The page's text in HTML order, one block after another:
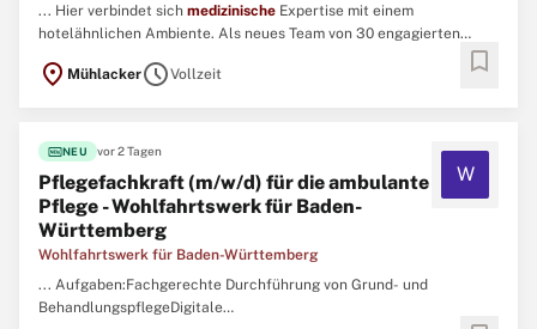
... Hier verbindet sich medizinische Expertise mit einem
hotelähnlichen Ambiente. Als neues Team von 30 engagierten
Versorgung und Betreuung. ...
location_on MühlackerscheduleVollzeit bookmark
fiber_newNEU vor 2 Tagen
Pflegefachkraft (m/w/d) für die ambulante
Pflege - Wohlfahrtswerk für Baden-
Württemberg
Wohlfahrtswerk für Baden-Württemberg
W
... Aufgaben:Fachgerechte Durchführung von Grund- und
BehandlungspflegeDigitale